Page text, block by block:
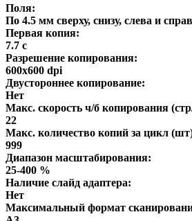
Поля:
По 4.5 мм сверху, снизу, слева и
Первая копия:
7.7 с
Разрешение копирования:
600x600 dpi
Двустороннее копирование:
Нет
Макс. скорость ч/б копирования
22
Макс. количество копий за цикл
999
Диапазон масштабирования:
25-400 %
Наличие слайд адаптера:
Нет
Максимальный формат